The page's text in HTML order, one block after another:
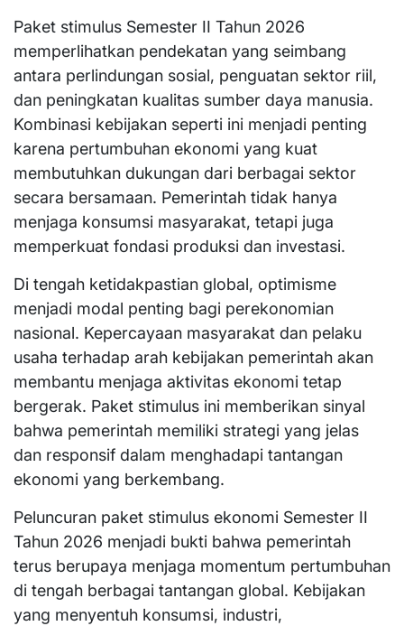
Paket stimulus Semester II Tahun 2026
memperlihatkan pendekatan yang seimbang
antara perlindungan sosial, penguatan sektor riil,
dan peningkatan kualitas sumber daya manusia.
Kombinasi kebijakan seperti ini menjadi penting
karena pertumbuhan ekonomi yang kuat
membutuhkan dukungan dari berbagai sektor
secara bersamaan. Pemerintah tidak hanya
menjaga konsumsi masyarakat, tetapi juga
memperkuat fondasi produksi dan investasi.
Di tengah ketidakpastian global, optimisme
menjadi modal penting bagi perekonomian
nasional. Kepercayaan masyarakat dan pelaku
usaha terhadap arah kebijakan pemerintah akan
membantu menjaga aktivitas ekonomi tetap
bergerak. Paket stimulus ini memberikan sinyal
bahwa pemerintah memiliki strategi yang jelas
dan responsif dalam menghadapi tantangan
ekonomi yang berkembang.
Peluncuran paket stimulus ekonomi Semester II
Tahun 2026 menjadi bukti bahwa pemerintah
terus berupaya menjaga momentum pertumbuhan
di tengah berbagai tantangan global. Kebijakan
yang menyentuh konsumsi, industri,